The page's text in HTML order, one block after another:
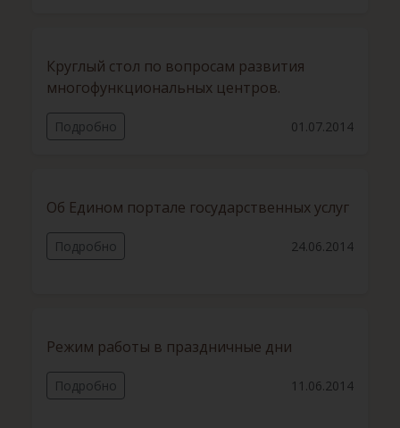
Круглый стол по вопросам развития
многофункциональных центров.
Подробно 01.07.2014
Об Едином портале государственных услуг
Подробно 24.06.2014
Режим работы в праздничные дни
Подробно 11.06.2014